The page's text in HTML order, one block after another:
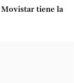
tiene la